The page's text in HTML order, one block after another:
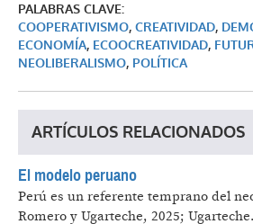
PALABRAS CLAVE:
COOPERATIVISMO, CREATIVIDAD,
ECONOMÍA, ECOOCREATIVIDAD,
NEOLIBERALISMO, POLÍTICA
ARTÍCULOS RELACIONADOS
El modelo peruano
Perú es un referente temprano del
Romero y Ugarteche, 2025;